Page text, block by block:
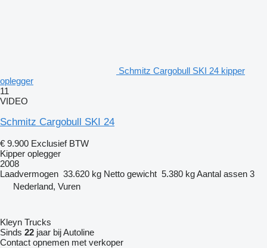
Schmitz Cargobull SKI 24 kipper
oplegger
11
VIDEO
Schmitz Cargobull SKI 24
€ 9.900 Exclusief BTW
Kipper oplegger
2008
Laadvermogen 33.620 kg Netto gewicht 5.380 kgAantal assen 3
Nederland, Vuren
Kleyn Trucks
Sinds 22 jaar bij Autoline
Contact opnemen met verkoper